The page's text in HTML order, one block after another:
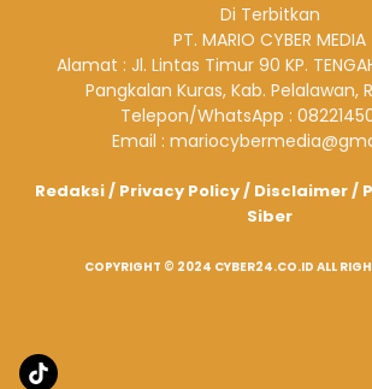
Di Terbitkan
PT. MARIO CYBER MEDIA
Alamat : Jl. Lintas Timur 90 KP.
Pangkalan Kuras, Kab. Pelalawan,
Telepon/WhatsApp :
Email :
Redaksi/ Privacy Policy/ Disclaimer/
Siber
COPYRIGHT © 2024 CYBER24.CO.ID ALL